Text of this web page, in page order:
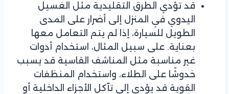
قد تؤدي الطرق التقليدية مثل الغسيل
اليدوي في المنزل إلى أضرار على المدى
الطويل للسيارة، إذا لم يتم التعامل معها
بعناية. على سبيل المثال، استخدام أدوات
غير مناسبة مثل المناشف القاسية قد يسبب
خدوشًا على الطلاء، واستخدام المنظفات
القوية قد يؤدي إلى تآكل الأجزاء الداخلية أو